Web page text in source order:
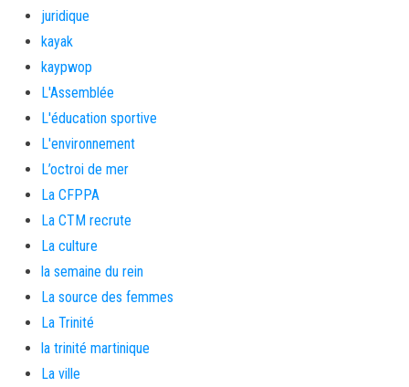
juridique
kayak
kaypwop
L'Assemblée
L'éducation sportive
L'environnement
L’octroi de mer
La CFPPA
La CTM recrute
La culture
la semaine du rein
La source des femmes
La Trinité
la trinité martinique
La ville